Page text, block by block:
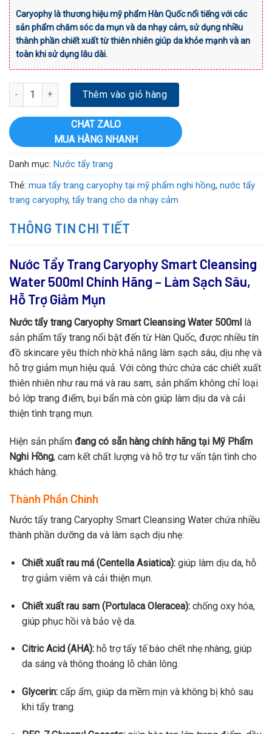
Caryophy là thương hiệu mỹ phẩm Hàn Quốc nổi tiếng với các
sản phẩm chăm sóc da mụn và da nhạy cảm, sử dụng nhiều
thành phần chiết xuất từ thiên nhiên giúp da khỏe mạnh và an
toàn khi sử dụng lâu dài.
Nước Tẩy Trang Caryophy Smart Cleansing Water 500ml - Sạch
Thêm vào giỏ hàng
CHAT ZALO
MUA HÀNG NHANH
Danh mục: Nước tẩy trang
Thẻ: mua tẩy trang caryophy tại mỹ phẩm nghi hồng, nước tẩy
trang caryophy, tẩy trang cho da nhạy cảm
THÔNG TIN CHI TIẾT
Nước Tẩy Trang Caryophy Smart Cleansing
Water 500ml Chính Hãng – Làm Sạch Sâu,
Hỗ Trợ Giảm Mụn
Nước tẩy trang Caryophy Smart Cleansing Water 500ml là
sản phẩm tẩy trang nổi bật đến từ Hàn Quốc, được nhiều tín
đồ skincare yêu thích nhờ khả năng làm sạch sâu, dịu nhẹ và
hỗ trợ giảm mụn hiệu quả. Với công thức chứa các chiết xuất
thiên nhiên như rau má và rau sam, sản phẩm không chỉ loại
bỏ lớp trang điểm, bụi bẩn mà còn giúp làm dịu da và cải
thiện tình trạng mụn.
Hiện sản phẩm đang có sẵn hàng chính hãng tại Mỹ Phẩm
Nghi Hồng, cam kết chất lượng và hỗ trợ tư vấn tận tình cho
khách hàng.
Thành Phần Chính
Nước tẩy trang Caryophy Smart Cleansing Water chứa nhiều
thành phần dưỡng da và làm sạch dịu nhẹ:
Chiết xuất rau má (Centella Asiatica):giúp làm dịu da, hỗ
trợ giảm viêm và cải thiện mụn.
Chiết xuất rau sam (Portulaca Oleracea):chống oxy hóa,
giúp phục hồi và bảo vệ da.
Citric Acid (AHA):hỗ trợ tẩy tế bào chết nhẹ nhàng, giúp
da sáng và thông thoáng lỗ chân lông.
Glycerin:cấp ẩm, giúp da mềm mịn và không bị khô sau
khi tẩy trang.